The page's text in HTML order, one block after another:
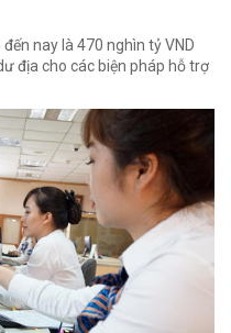
nay là 470 nghìn tỷ VND
địa cho các biện pháp hỗ trợ